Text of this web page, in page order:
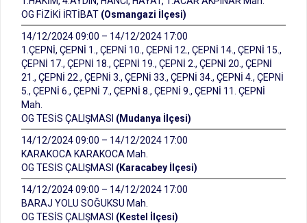
OG FİZİKİ İRTİBAT (Osmangazi İlçesi)
14/12/2024 09:00 – 14/12/2024 17:00
1.ÇEPNİ, ÇEPNİ 1., ÇEPNİ 10., ÇEPNİ 12., ÇEPNİ 14., ÇEPNİ 15.,
ÇEPNİ 17., ÇEPNİ 18., ÇEPNİ 19., ÇEPNİ 2., ÇEPNİ 20., ÇEPNİ
21., ÇEPNİ 22., ÇEPNİ 3., ÇEPNİ 33., ÇEPNİ 34., ÇEPNİ 4., ÇEPNİ
5., ÇEPNİ 6., ÇEPNİ 7., ÇEPNİ 8., ÇEPNİ 9., ÇEPNİ 11. ÇEPNİ
Mah.
OG TESİS ÇALIŞMASI (Mudanya İlçesi)
14/12/2024 09:00 – 14/12/2024 17:00
KARAKOCA KARAKOCA Mah.
OG TESİS ÇALIŞMASI (Karacabey İlçesi)
14/12/2024 09:00 – 14/12/2024 17:00
BARAJ YOLU SOĞUKSU Mah.
OG TESİS ÇALIŞMASI (Kestel İlçesi)